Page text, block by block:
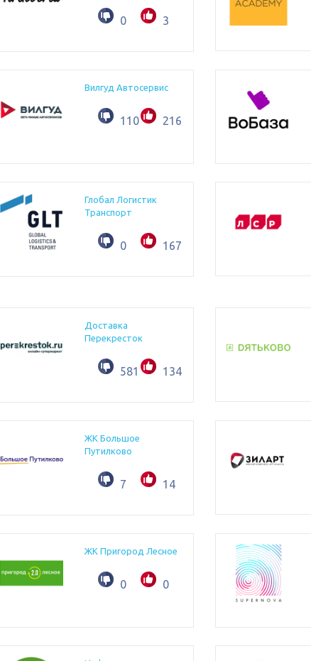
0 3
Вилгуд Автосервис
110 216
Глобал Логистик
Транспорт
0 167
Доставка
Перекресток
581 1344
ЖК Большое
Путилково
7 14
ЖК Пригород Лесное
0 0